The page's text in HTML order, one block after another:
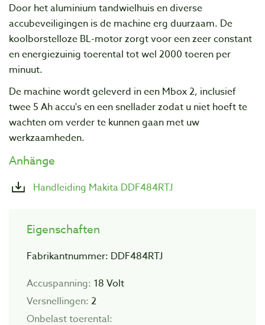
Door het aluminium tandwielhuis en diverse
accubeveiligingen is de machine erg duurzaam. De
koolborstelloze BL-motor zorgt voor een zeer constant
en energiezuinig toerental tot wel 2000 toeren per
minuut.
De machine wordt geleverd in een Mbox 2, inclusief
twee 5 Ah accu's en een snellader zodat u niet hoeft te
wachten om verder te kunnen gaan met uw
werkzaamheden.
Anhänge
Handleiding Makita DDF484RTJ
Eigenschaften
Fabrikantnummer: DDF484RTJ
Accuspanning: 18 Volt
Versnellingen: 2
Onbelast toerental: